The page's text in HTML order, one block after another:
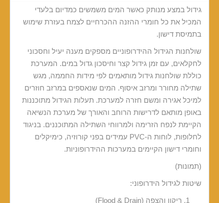
גידול במצע מנותק כאשר המים משמשים כמדיום בלעדי
המכיל את כל חומרי ההזנה ההכרחיים לצמח בעזרת שימוש
בתמיסת דישון.
שולחנות הגידול ההידרופוניים מספקים מענה יעיל וחסכוני
לחקלאים, עם זמן גידול קצר וחיסכון גדול במים. המערכת
כוללת שולחנות גידול מותאמים לפי מידות החממה, מגש
שתילה מחורר ומרזב איסוף. המים שנאספים במרזב חוזרים
למיכל אגירה ומשם חזרה למערכת. תעלות הגידול מתוכננות
באופן מותאם לדרישות הרוחב והאורך של מערכת הנשיאה
הקיימת לנפח הזרימה ולמרווחי השתילה המתוכננים. בניגוד
לחלופות, לוחות ה-PVC עמידים בפני קורוזיה, כימיקלים
וחומרי דישון הקיימים במערכות ההידרופוניות.
(תמונות)
שיטות לגידול הידרופוני:
ריקון והצפה (Flood & Drain)